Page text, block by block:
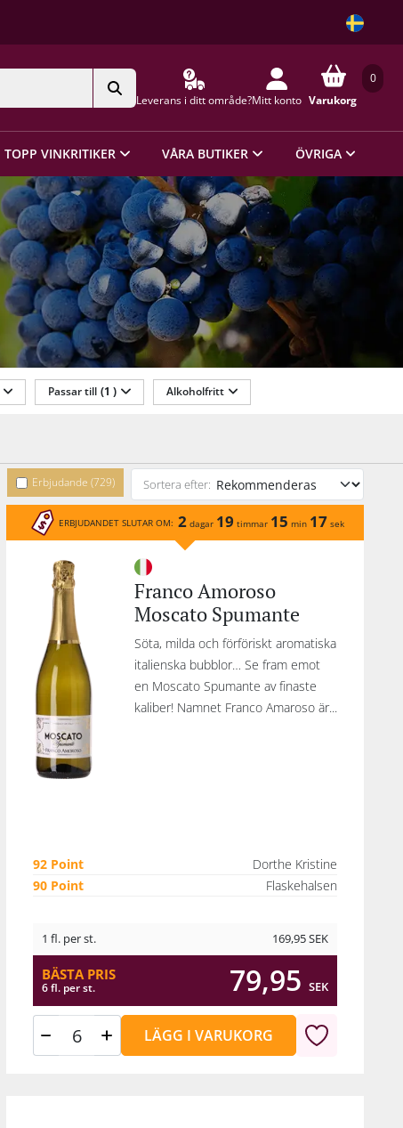
Leverans i ditt område?Mitt konto
0
Varukorg
TOPP VINKRITIKER VÅRA BUTIKER ÖVRIGA
Passar till (1 ) Alkoholfritt
Erbjudande (729) Sortera efter:
ERBJUDANDET SLUTAR OM: 2dagar 19 timmar 15 min 17 sek
Franco Amoroso
Moscato Spumante
Söta, milda och förföriskt aromatiska
italienska bubblor… Se fram emot
en Moscato Spumante av finaste
kaliber! Namnet Franco Amaroso är...
92 Point
Dorthe Kristine
90 Point
Flaskehalsen
1 fl. per st. 169,95SEK
BÄSTA PRIS
6 fl. per st. 79,95 SEK
LÄGG I VARUKORG